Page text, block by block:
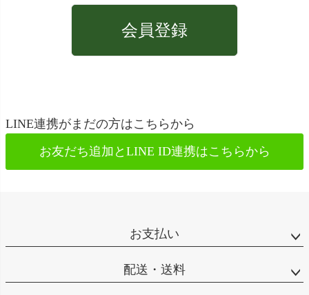
会員登録
LINE連携がまだの方はこちらから
お友だち追加とLINE ID連携はこちらから
お支払い
配送・送料